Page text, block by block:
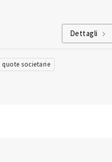
Dettagli
quote societarie